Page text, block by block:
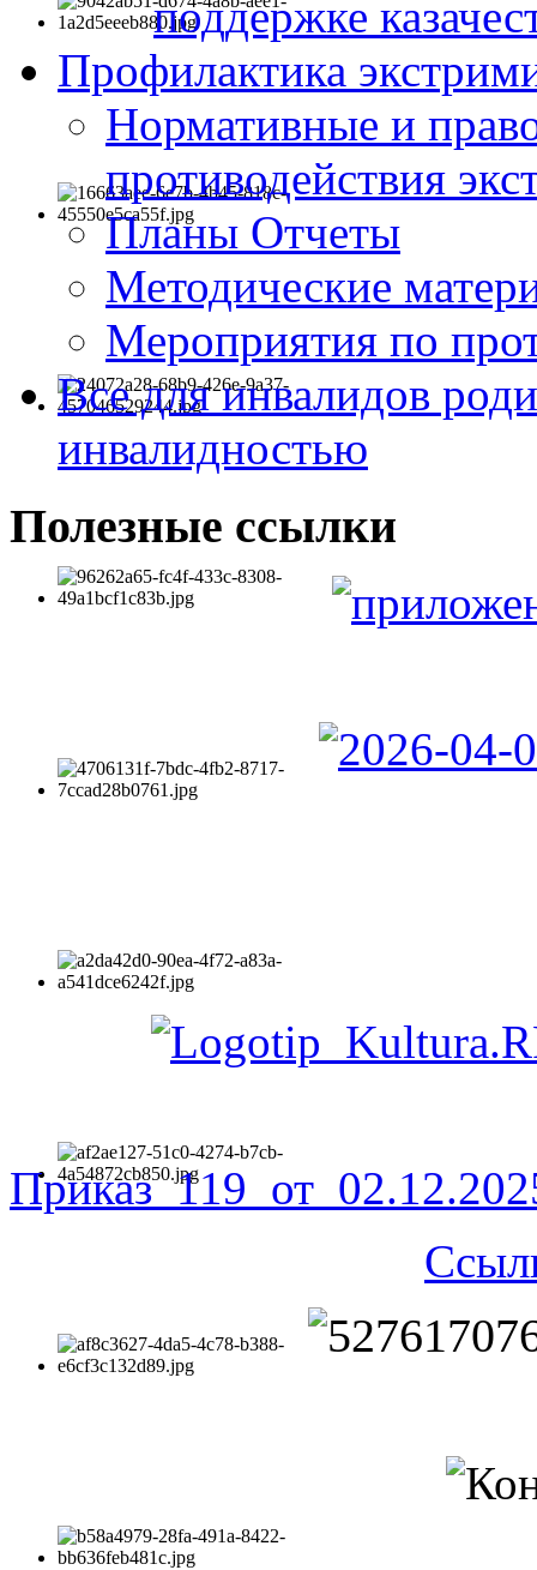
поддержке
Профилактика
Нормативные и
противодействия
Планы Отчеты
Методические
Мероприятия по
Все для инвалидов
инвалидностью
Полезные ссылки